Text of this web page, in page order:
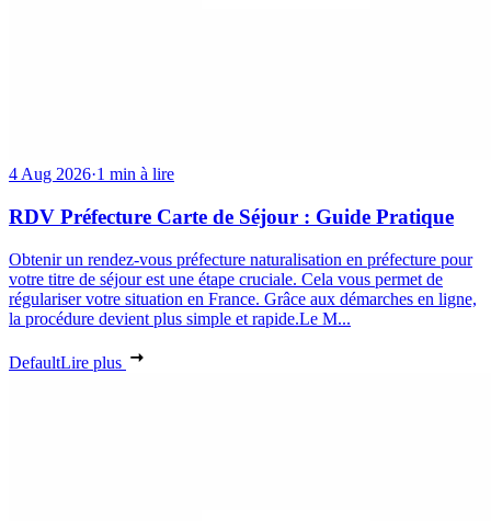
4 Aug 2026·1 min à lire
RDV Préfecture Carte de Séjour : Guide Pratique
Obtenir un rendez-vous préfecture naturalisation en préfecture pour
votre titre de séjour est une étape cruciale. Cela vous permet de
régulariser votre situation en France. Grâce aux démarches en ligne,
la procédure devient plus simple et rapide.Le M...
DefaultLire plus